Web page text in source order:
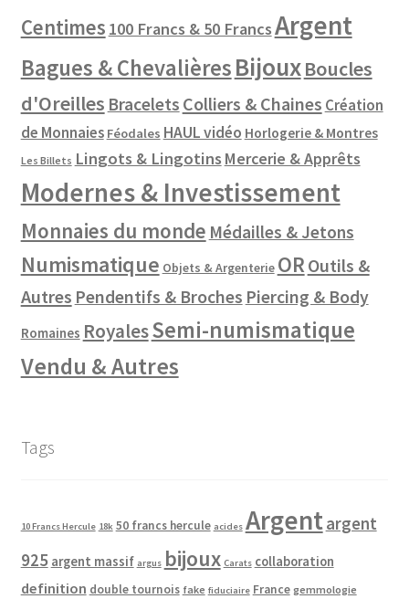
Centimes 100 Francs & 50 FrancsArgent
Bagues & ChevalièresBijouxBoucles
d'Oreilles Bracelets Colliers & Chaines Création
de Monnaies Féodales HAUL vidéo Horlogerie & Montres
Les Billets Lingots & Lingotins Mercerie & Apprêts
Modernes & Investissement
Monnaies du monde Médailles & Jetons
Numismatique Objets & Argenterie OR Outils &
Autres Pendentifs & Broches Piercing & Body
Romaines RoyalesSemi-numismatique
Vendu & Autres
Tags
10 Francs Hercule 18k 50 francs hercule acides Argentargent
925 argent massif argus bijoux Carats collaboration
definition double tournois fake fiduciaire France gemmologie